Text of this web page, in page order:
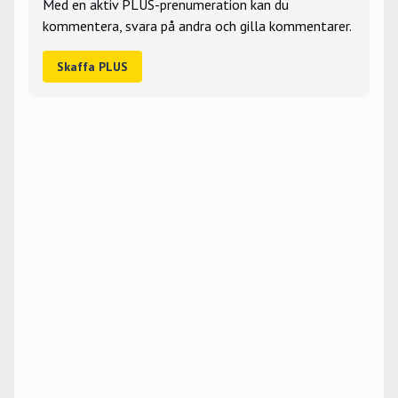
Med en aktiv PLUS-prenumeration kan du
kommentera, svara på andra och gilla kommentarer.
Skaffa PLUS